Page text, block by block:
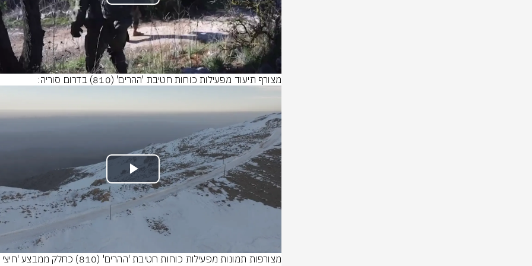
Video
מצורף תיעוד מפעילות כוחות חטיבת 'ההרים' (810) בדרום סוריה:
Play
Video